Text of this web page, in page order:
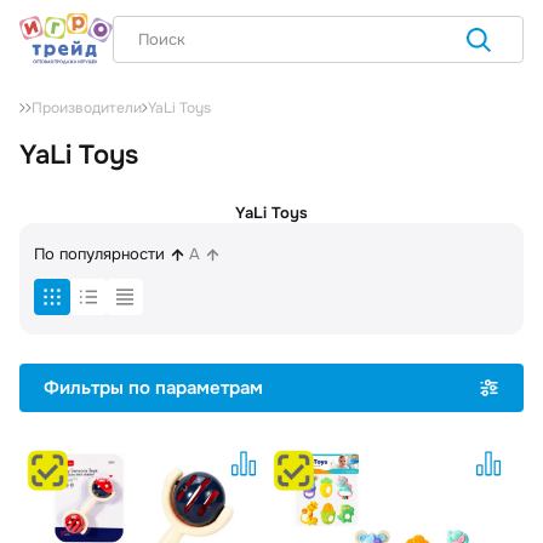
Производители YaLi Toys
YaLi Toys
YaLi Toys
По популярности
A
Фильтры по параметрам